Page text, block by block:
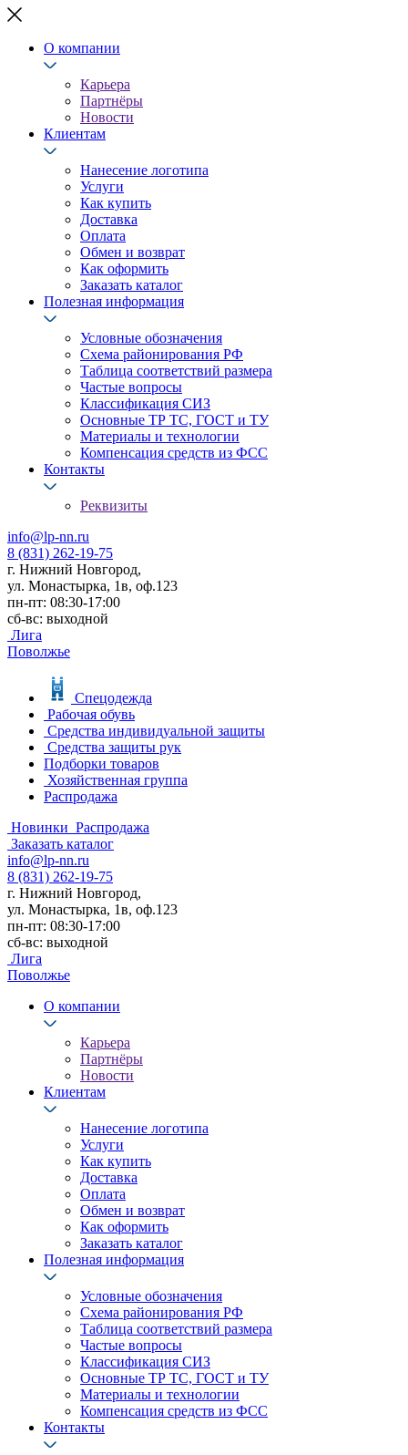
О компании
Карьера
Партнёры
Новости
Клиентам
Нанесение логотипа
Услуги
Как купить
Доставка
Оплата
Обмен и возврат
Как оформить
Заказать каталог
Полезная информация
Условные обозначения
Схема районирования РФ
Таблица соответствий размера
Частые вопросы
Классификация СИЗ
Основные ТР ТС, ГОСТ и ТУ
Материалы и технологии
Компенсация средств из ФСС
Контакты
Реквизиты
info@lp-nn.ru
8 (831) 262-19-75
г. Нижний Новгород,
ул. Монастырка, 1в, оф.123
пн-пт: 08:30-17:00
сб-вс: выходной
Лига
Поволжье
Спецодежда
Рабочая обувь
Средства индивидуальной защиты
Средства защиты рук
Подборки товаров
Хозяйственная группа
Распродажа
Новинки Распродажа
Заказать каталог
info@lp-nn.ru
8 (831) 262-19-75
г. Нижний Новгород,
ул. Монастырка, 1в, оф.123
пн-пт: 08:30-17:00
сб-вс: выходной
Лига
Поволжье
О компании
Карьера
Партнёры
Новости
Клиентам
Нанесение логотипа
Услуги
Как купить
Доставка
Оплата
Обмен и возврат
Как оформить
Заказать каталог
Полезная информация
Условные обозначения
Схема районирования РФ
Таблица соответствий размера
Частые вопросы
Классификация СИЗ
Основные ТР ТС, ГОСТ и ТУ
Материалы и технологии
Компенсация средств из ФСС
Контакты